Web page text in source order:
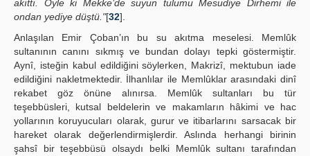
akıttı. Öyle ki Mekke’de suyun tulumu Mesudiye Dirhemi ile
ondan yediye düştü."[32].
Anlaşılan Emir Çoban’ın bu su akıtma meselesi. Memlûk
sultanının canını sıkmış ve bundan dolayı tepki göstermiştir.
Aynî, isteğin kabul edildiğini söylerken, Makrizî, mektubun iade
edildiğini nakletmektedir. İlhanlılar ile Memlûklar arasındaki dinî
rekabet göz önüne alınırsa. Memlûk sultanları bu tür
teşebbüsleri, kutsal beldelerin ve makamların hâkimi ve hac
yollarının koruyucuları olarak, gurur ve itibarlarını sarsacak bir
hareket olarak değerlendirmişlerdir. Aslında herhangi birinin
şahsî bir teşebbüsü olsaydı belki Memlûk sultanı tarafından